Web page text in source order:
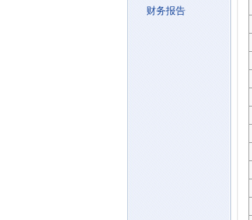
财务报告